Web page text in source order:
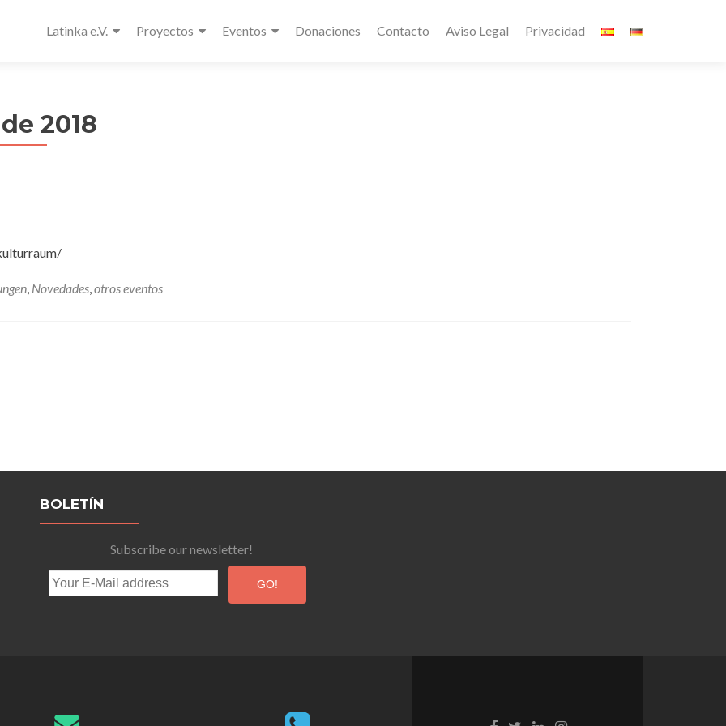
Latinka e.V. Proyectos Eventos Donaciones Contacto Aviso Legal Privacidad
2018
, Novedades,otros eventos
BOLETÍN
Subscribe our newsletter!